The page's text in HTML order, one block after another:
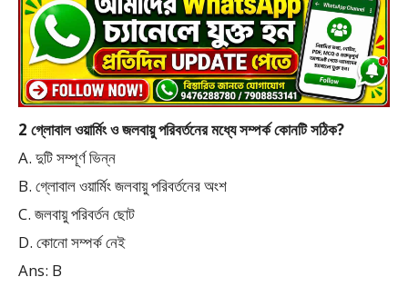
2 গ্লোবাল ওয়ার্মিং ও জলবায়ু পরিবর্তনের মধ্যে সম্পর্ক কোনটি সঠিক?
A. দুটি সম্পূর্ণ ভিন্ন
B. গ্লোবাল ওয়ার্মিং জলবায়ু পরিবর্তনের অংশ
C. জলবায়ু পরিবর্তন ছোট
D. কোনো সম্পর্ক নেই
Ans: B